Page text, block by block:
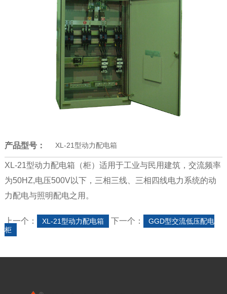
产品型号： XL-21型动力配电箱
XL-21型动力配电箱（柜）适用于工业与民用建筑，交流频率
为50HZ,电压500V以下，三相三线、三相四线电力系统的动
力配电与照明配电之用。
上一个： XL-21型动力配电箱 下一个：
GGD型交流低压配电
柜